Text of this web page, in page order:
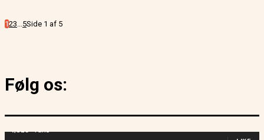
123 5Side 1 af 5
Følg os:
4,829 Fans